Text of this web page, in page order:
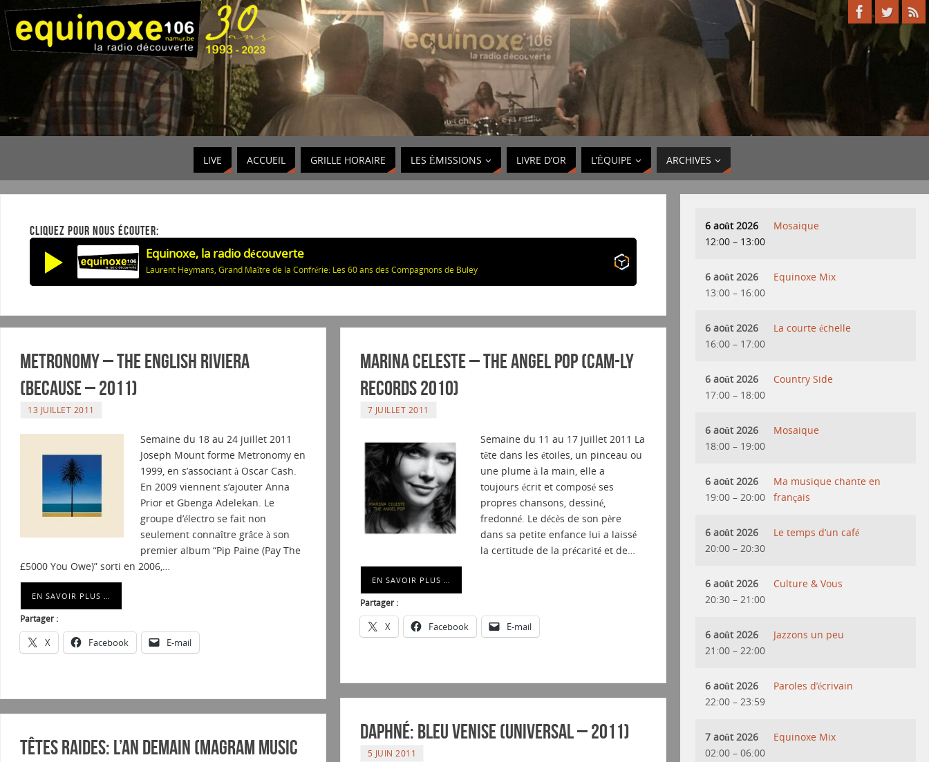
LIVE ACCUEIL GRILLE HORAIRE LES ÉMISSIONS LIVRE D’OR L’ÉQUIPE ARCHIVES
CLIQUEZ POUR NOUS ÉCOUTER:
Equinoxe, la radio découverte
Laurent Heymans, Grand Maître de la Confrérie: Les 60 ans des Compagnons de Buley
Metronomy – The English Riviera
(Because – 2011)
13 JUILLET 2011
Semaine du 18 au 24 juillet 2011
Joseph Mount forme Metronomy en
1999, en s’associant à Oscar Cash.
En 2009 viennent s’ajouter Anna
Prior et Gbenga Adelekan. Le
groupe d’électro se fait non
seulement connaître grâce à son
premier album “Pip Paine (Pay The
£5000 You Owe)” sorti en 2006,…
EN SAVOIR PLUS …
Partager :
X Facebook E-mail
Marina Celeste – The Angel Pop (CAM-LY
Records 2010)
7 JUILLET 2011
Semaine du 11 au 17 juillet 2011 La
tête dans les étoiles, un pinceau ou
une plume à la main, elle a
toujours écrit et composé ses
propres chansons, dessiné,
fredonné. Le décès de son père
dans sa petite enfance lui a laissé
la certitude de la précarité et de…
EN SAVOIR PLUS …
Partager :
X Facebook E-mail
Daphné: Bleu Venise (Universal – 2011)
5 JUIN 2011
Têtes Raides: L’an demain (Magram Music
6 août 2026
12:00 – 13:00
Mosaique
6 août 2026
13:00 – 16:00
Equinoxe Mix
6 août 2026
16:00 – 17:00
La courte échelle
6 août 2026
17:00 – 18:00
Country Side
6 août 2026
18:00 – 19:00
Mosaique
6 août 2026
19:00 – 20:00
Ma musique chante en
français
6 août 2026
20:00 – 20:30
Le temps d’un café
6 août 2026
20:30 – 21:00
Culture & Vous
6 août 2026
21:00 – 22:00
Jazzons un peu
6 août 2026
22:00 – 23:59
Paroles d’écrivain
7 août 2026
02:00 – 06:00
Equinoxe Mix